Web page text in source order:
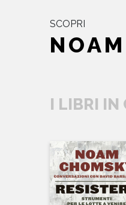
SCOPRI
I LIBRI IN